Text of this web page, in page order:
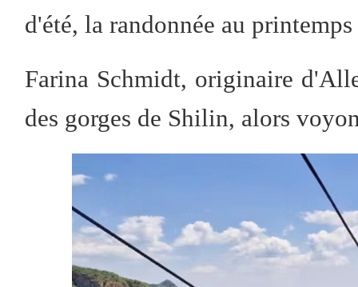
d'été, la randonnée au
Farina Schmidt, originaire
des gorges de Shilin, alors